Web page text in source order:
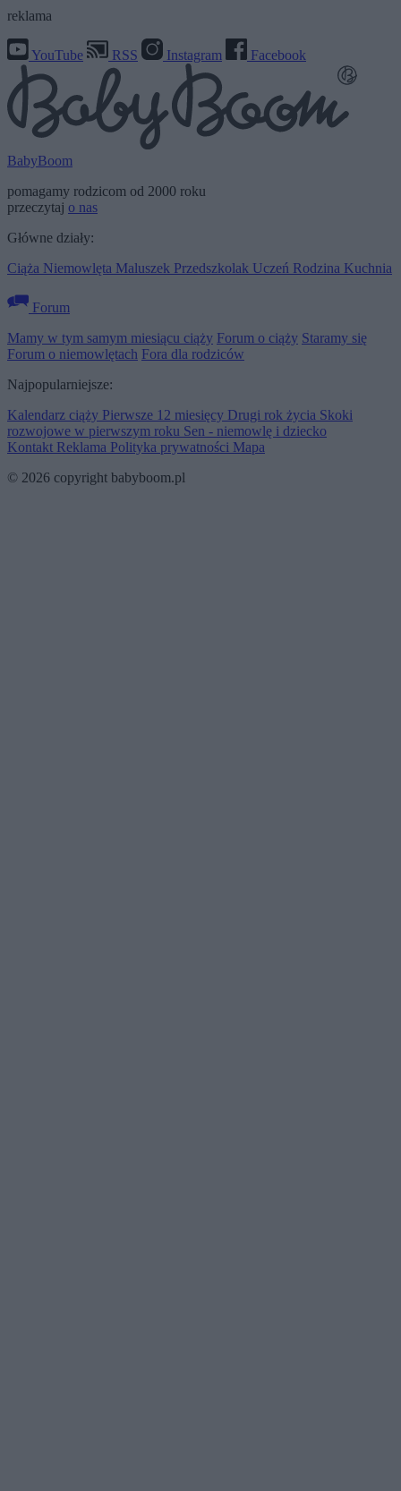
reklama
YouTube RSS Instagram Facebook
BabyBoom
pomagamy rodzicom od 2000 roku
przeczytaj o nas
Główne działy:
Ciąża Niemowlęta Maluszek Przedszkolak Uczeń Rodzina Kuchnia
Forum
Mamy w tym samym miesiącu ciąży Forum o ciąży Staramy się
Forum o niemowlętach Fora dla rodziców
Najpopularniejsze:
Kalendarz ciąży Pierwsze 12 miesięcy Drugi rok życia Skoki
rozwojowe w pierwszym roku Sen - niemowlę i dziecko
Kontakt Reklama Polityka prywatności Mapa
© 2026 copyright babyboom.pl